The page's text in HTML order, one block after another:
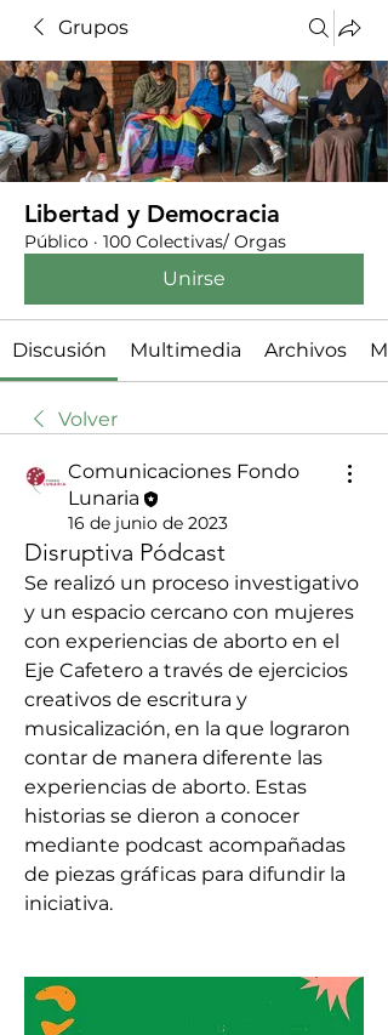
Grupos
Libertad y Democracia
Público · 100 Colectivas/ Orgas
Unirse
Discusión Multimedia Archivos
Volver
Comunicaciones Fondo
Lunaria
16 de junio de 2023
Disruptiva Pódcast
Se realizó un proceso investigativo
y un espacio cercano con mujeres
con experiencias de aborto en el
Eje Cafetero a través de ejercicios
creativos de escritura y
musicalización, en la que lograron
contar de manera diferente las
experiencias de aborto. Estas
historias se dieron a conocer
mediante podcast acompañadas
de piezas gráficas para difundir la
iniciativa.